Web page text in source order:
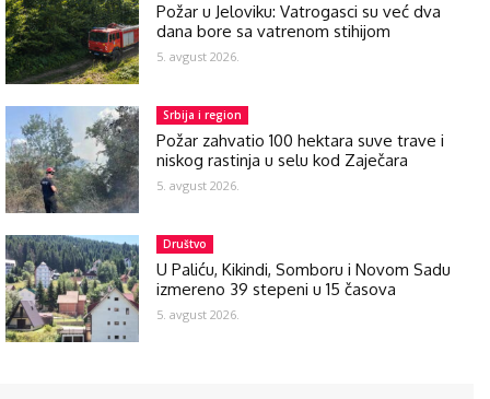
Požar u Jeloviku: Vatrogasci su već dva
dana bore sa vatrenom stihijom
5. avgust 2026.
Srbija i region
Požar zahvatio 100 hektara suve trave i
niskog rastinja u selu kod Zaječara
5. avgust 2026.
Društvo
U Paliću, Kikindi, Somboru i Novom Sadu
izmereno 39 stepeni u 15 časova
5. avgust 2026.